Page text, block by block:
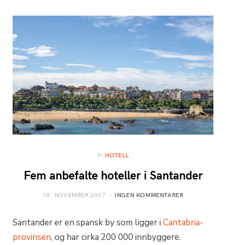
In HOTELL
Fem anbefalte hoteller i Santander
10. NOVEMBER 2017 INGEN KOMMENTARER
Santander er en spansk by som ligger i Cantabria-
provinsen, og har cirka 200 000 innbyggere.